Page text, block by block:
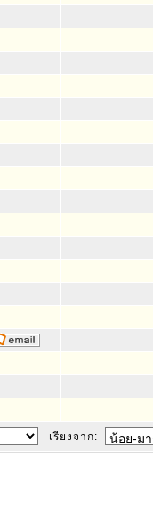
เรียงจาก: